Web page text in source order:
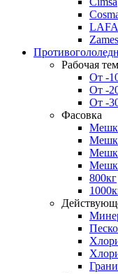
Рабочая
От -
От -
От -
Фасовка
800кг